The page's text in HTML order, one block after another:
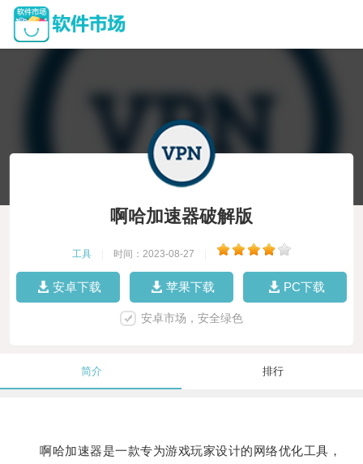
啊哈加速器破解版
工具 时间：2023-08-27
安卓下载 苹果下载 PC下载
安卓市场，安全绿色
简介 排行
啊哈加速器是一款专为游戏玩家设计的网络优化工具，